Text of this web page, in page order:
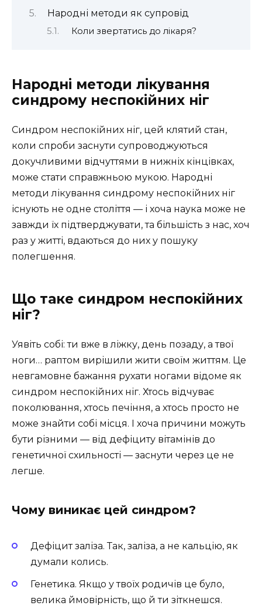
Народні методи як супровід
Коли звертатись до лікаря?
Народні методи лікування
синдрому неспокійних ніг
Синдром неспокійних ніг, цей клятий стан,
коли спроби заснути супроводжуються
докучливими відчуттями в нижніх кінцівках,
може стати справжньою мукою. Народні
методи лікування синдрому неспокійних ніг
існують не одне століття — і хоча наука може не
завжди їх підтверджувати, та більшість з нас, хоч
раз у житті, вдаються до них у пошуку
полегшення.
Що таке синдром неспокійних
ніг?
Уявіть собі: ти вже в ліжку, день позаду, а твої
ноги… раптом вирішили жити своїм життям. Це
невгамовне бажання рухати ногами відоме як
синдром неспокійних ніг. Хтось відчуває
поколювання, хтось печіння, а хтось просто не
може знайти собі місця. І хоча причини можуть
бути різними — від дефіциту вітамінів до
генетичної схильності — заснути через це не
легше.
Чому виникає цей синдром?
Дефіцит заліза. Так, заліза, а не кальцію, як
думали колись.
Генетика. Якщо у твоїх родичів це було,
велика ймовірність, що й ти зіткнешся.